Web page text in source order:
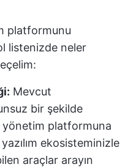
platformunu
listenizde neler
Mevcut
bir şekilde
yönetim platformuna
ekosisteminizle
araçlar arayın